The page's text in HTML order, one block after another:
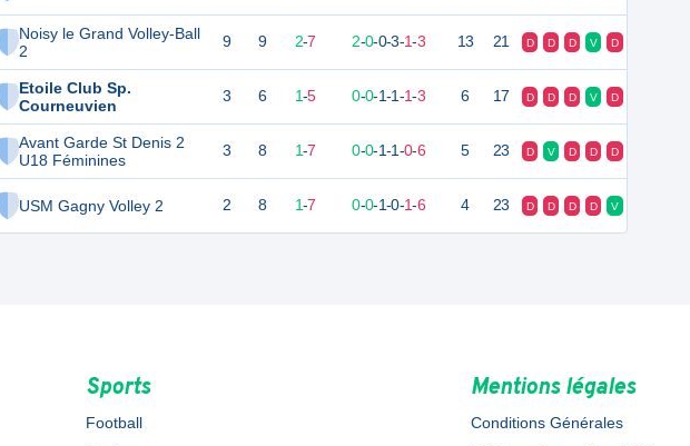
Noisy le Grand Volley-Ball
2
Etoile Club Sp.
Courneuvien
Avant Garde St Denis 2
U18 Féminines
USM Gagny Volley 2
9 9 2-7 2-0-0-3-1-3 13 21 D D D V D
3 6 1-5 0-0-1-1-1-3 6 17 D D D V D
3 8 1-7 0-0-1-1-0-6 5 23 D V D D D
2 8 1-7 0-0-1-0-1-6 4 23 D D D D V
Sports
Football
Mentions légales
Conditions Générales